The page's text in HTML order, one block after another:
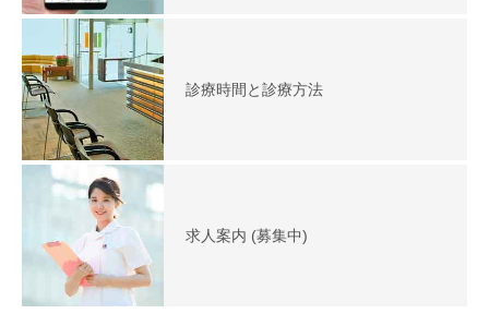
診療時間と診療方法
求人案内 (募集中)